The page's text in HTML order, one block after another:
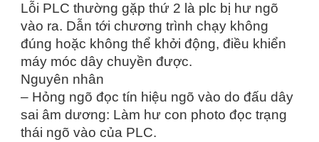
Lỗi PLC thường gặp thứ 2 là plc bị hư ngõ
vào ra. Dẫn tới chương trình chạy không
đúng hoặc không thể khởi động, điều khiển
máy móc dây chuyền được.
Nguyên nhân
– Hỏng ngõ đọc tín hiệu ngõ vào do đấu dây
sai âm dương: Làm hư con photo đọc trạng
thái ngõ vào của PLC.